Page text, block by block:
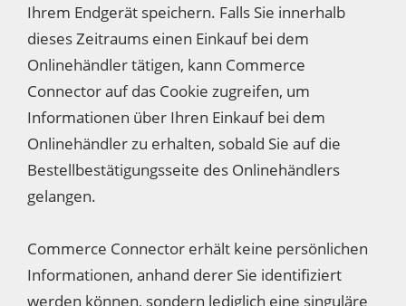
Ihrem Endgerät speichern. Falls Sie innerhalb
dieses Zeitraums einen Einkauf bei dem
Onlinehändler tätigen, kann Commerce
Connector auf das Cookie zugreifen, um
Informationen über Ihren Einkauf bei dem
Onlinehändler zu erhalten, sobald Sie auf die
Bestellbestätigungsseite des Onlinehändlers
gelangen.
Commerce Connector erhält keine persönlichen
Informationen, anhand derer Sie identifiziert
werden können, sondern lediglich eine singuläre